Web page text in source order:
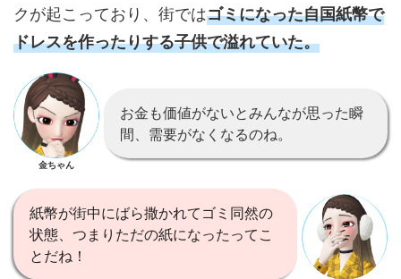
クが起こっており、街ではゴミになった自国紙幣で
ドレスを作ったりする子供で溢れていた。
金ちゃん
お金も価値がないとみんなが思った瞬
間、需要がなくなるのね。
紙幣が街中にばら撒かれてゴミ同然の
状態、つまりただの紙になったってこ
とだね！